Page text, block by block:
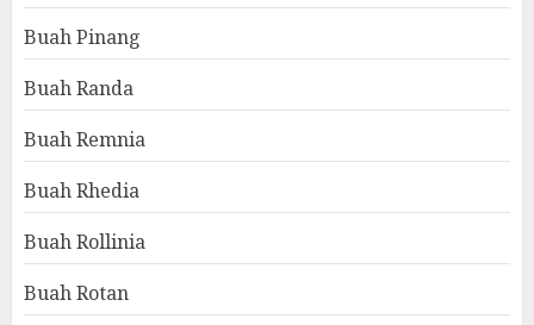
Buah Pinang
Buah Randa
Buah Remnia
Buah Rhedia
Buah Rollinia
Buah Rotan